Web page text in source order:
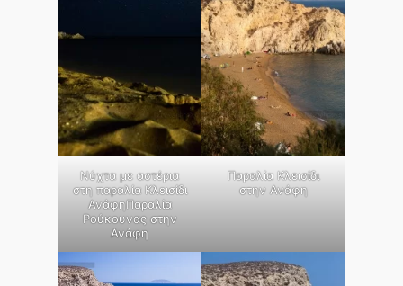
Νύχτα με αστέρια
στη παραλία Κλεισίδι
ΑνάφηΠαραλία
Ρούκουνας στην
Ανάφη
Παραλία Κλεισίδι
στην Ανάφη